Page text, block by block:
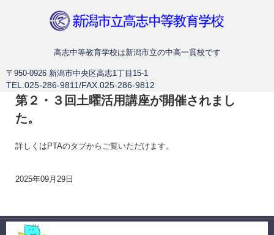
新潟市立高志中等教育学校
高志中等教育学校は新潟市立の中高一貫校です
〒950-0926 新潟市中央区高志1丁目15-1
TEL.025-286-9811/FAX.025-286-9812
第２・３回土曜活用講座が開催されまし
た。
詳しくはPTAのタブからご覧いただけます。
2025年09月29日